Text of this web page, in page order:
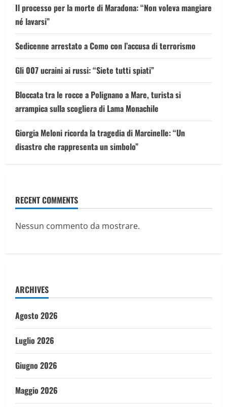
Il processo per la morte di Maradona: “Non voleva mangiare
né lavarsi”
Sedicenne arrestato a Como con l’accusa di terrorismo
Gli 007 ucraini ai russi: “Siete tutti spiati”
Bloccata tra le rocce a Polignano a Mare, turista si
arrampica sulla scogliera di Lama Monachile
Giorgia Meloni ricorda la tragedia di Marcinelle: “Un
disastro che rappresenta un simbolo”
RECENT COMMENTS
Nessun commento da mostrare.
ARCHIVES
Agosto 2026
Luglio 2026
Giugno 2026
Maggio 2026